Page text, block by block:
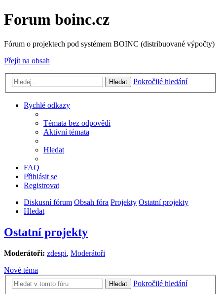
Forum boinc.cz
Fórum o projektech pod systémem BOINC (distribuované výpočty)
Přejít na obsah
Hledat Pokročilé hledání
Rychlé odkazy
Témata bez odpovědí
Aktivní témata
Hledat
FAQ
Přihlásit se
Registrovat
Diskusní fórum Obsah fóra Projekty Ostatní projekty
Hledat
Ostatní projekty
Moderátoři: zdespi, Moderátoři
Nové téma
Hledat
Pokročilé hledání